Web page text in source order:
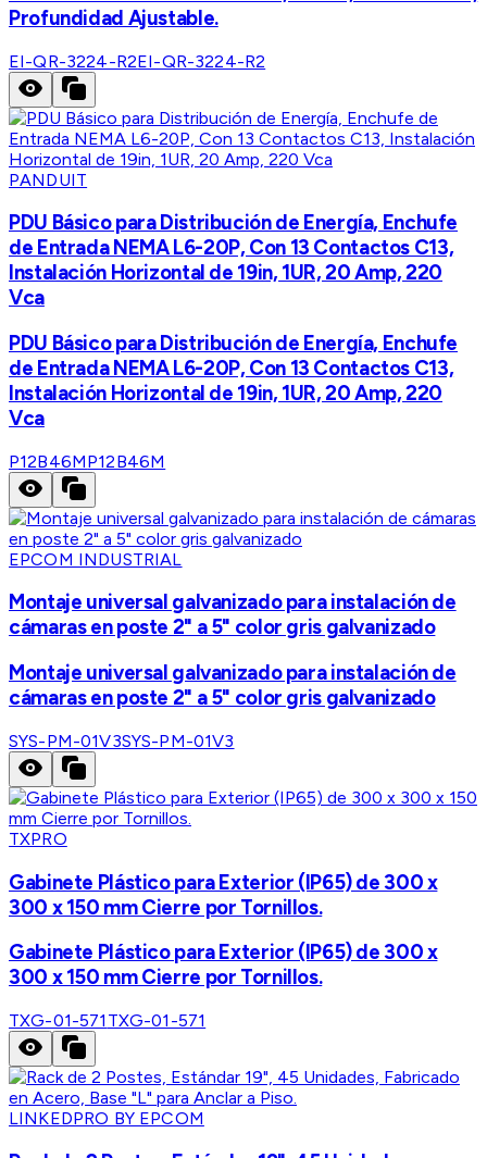
Profundidad Ajustable.
EI-QR-3224-R2EI-QR-3224-R2
PANDUIT
PDU Básico para Distribución de Energía, Enchufe
de Entrada NEMA L6-20P, Con 13 Contactos C13,
Instalación Horizontal de 19in, 1UR, 20 Amp, 220
Vca
PDU Básico para Distribución de Energía, Enchufe
de Entrada NEMA L6-20P, Con 13 Contactos C13,
Instalación Horizontal de 19in, 1UR, 20 Amp, 220
Vca
P12B46MP12B46M
EPCOM INDUSTRIAL
Montaje universal galvanizado para instalación de
cámaras en poste 2" a 5" color gris galvanizado
Montaje universal galvanizado para instalación de
cámaras en poste 2" a 5" color gris galvanizado
SYS-PM-01V3SYS-PM-01V3
TXPRO
Gabinete Plástico para Exterior (IP65) de 300 x
300 x 150 mm Cierre por Tornillos.
Gabinete Plástico para Exterior (IP65) de 300 x
300 x 150 mm Cierre por Tornillos.
TXG-01-571 TXG-01-571
LINKEDPRO BY EPCOM